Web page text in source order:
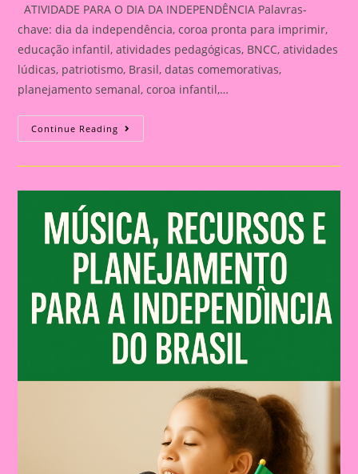
ATIVIDADE PARA O DIA DA INDEPENDÊNCIA Palavras-
chave: dia da independência, coroa pronta para imprimir,
educação infantil, atividades pedagógicas, BNCC, atividades
lúdicas, patriotismo, Brasil, datas comemorativas,
planejamento semanal, coroa infantil,…
Continue Reading ATIVIDADE
PARA
DIA